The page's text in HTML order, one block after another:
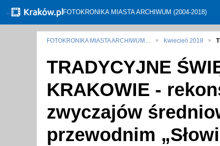
← FOTOKRONIKA MIASTA ARCHIWUM (2004-2018)
FOTOKRONIKA MIASTA ARCHIWUM… Kwiecień 2018
TRADYCYJNE
KRAKOWIE -
zwyczajów
przewodnim